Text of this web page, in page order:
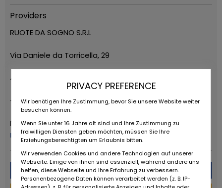
Providers
RUOTE DA SOGNO S.R.L
Via Daniele da Torricella, 29
42122 Reggio Emilia
+39 0522 268511
Ruote da Sogno
meer van deze dealer
Bericht
PRIVACY PREFERENCE
Wir benötigen Ihre Zustimmung, bevor Sie unsere Website weiter
besuchen können.
Wenn Sie unter 16 Jahre alt sind und Ihre Zustimmung zu
freiwilligen Diensten geben möchten, müssen Sie Ihre
Erziehungsberechtigten um Erlaubnis bitten.
Wir verwenden Cookies und andere Technologien auf unserer
Webseite. Einige von ihnen sind essenziell, während andere uns
helfen, diese Webseite und Ihre Erfahrung zu verbessern.
Personenbezogene Daten können verarbeitet werden (z. B. IP-